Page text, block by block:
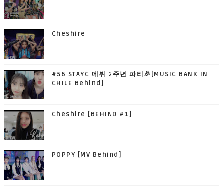
Cheshire
#56 STAYC 데뷔 2주년 파티🎉[MUSIC BANK IN
CHILE Behind]
Cheshire [BEHIND #1]
POPPY [MV Behind]